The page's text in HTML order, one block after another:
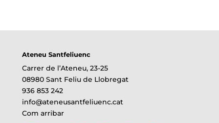
Ateneu Santfeliuenc
Carrer de l’Ateneu, 23-25
08980 Sant Feliu de Llobregat
936 853 242
info@ateneusantfeliuenc.cat
Com arribar